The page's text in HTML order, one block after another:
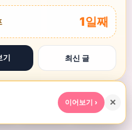
1일째
기 최신 글
⌕
검색
캐릭터...
입체 칫솔 접기
이어보기 › ×